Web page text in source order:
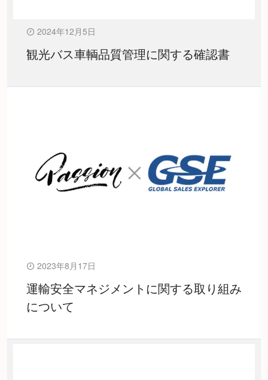
2024年12月5日
観光バス車輌品質管理に関する確認書
2023年8月17日
運輸安全マネジメントに関する取り組み
について